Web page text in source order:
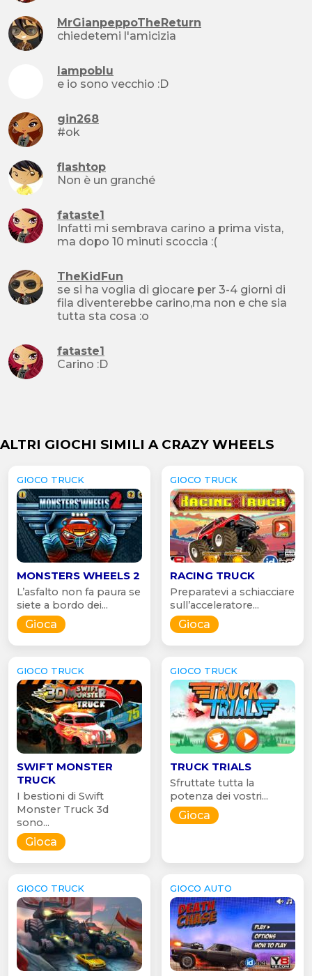
MrGianpeppoTheReturn
chiedetemi l'amicizia
lampoblu
e io sono vecchio :D
gin268
#ok
flashtop
Non è un granché
fataste1
Infatti mi sembrava carino a prima vista,
ma dopo 10 minuti scoccia :(
TheKidFun
se si ha voglia di giocare per 3-4 giorni di
fila diventerebbe carino,ma non e che sia
tutta sta cosa :o
fataste1
Carino :D
ALTRI GIOCHI SIMILI A CRAZY WHEELS
GIOCO TRUCK
MONSTERS WHEELS 2
L’asfalto non fa paura se
siete a bordo dei...
Gioca
GIOCO TRUCK
RACING TRUCK
Preparatevi a schiacciare
sull’acceleratore...
Gioca
GIOCO TRUCK
SWIFT MONSTER
TRUCK
I bestioni di Swift
Monster Truck 3d
sono...
Gioca
GIOCO TRUCK
TRUCK TRIALS
Sfruttate tutta la
potenza dei vostri...
Gioca
GIOCO TRUCK GIOCO AUTO